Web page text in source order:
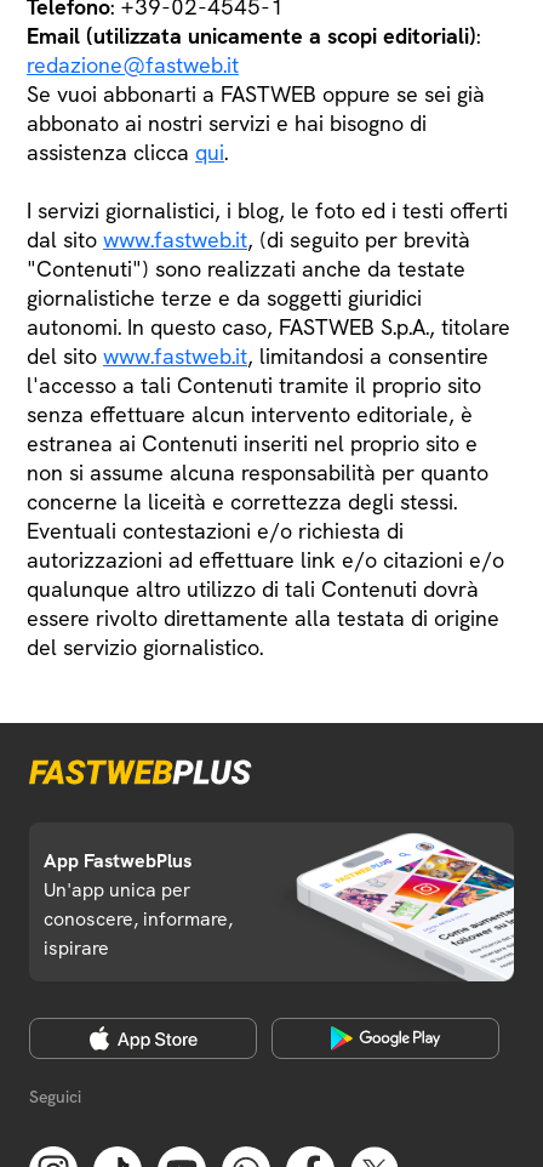
Telefono: +39-02-4545-1
Email (utilizzata unicamente a scopi editoriali):
redazione@fastweb.it
Se vuoi abbonarti a FASTWEB oppure se sei già
abbonato ai nostri servizi e hai bisogno di
assistenza clicca qui.
I servizi giornalistici, i blog, le foto ed i testi offerti
dal sito www.fastweb.it, (di seguito per brevità
"Contenuti") sono realizzati anche da testate
giornalistiche terze e da soggetti giuridici
autonomi. In questo caso, FASTWEB S.p.A., titolare
del sito www.fastweb.it, limitandosi a consentire
l'accesso a tali Contenuti tramite il proprio sito
senza effettuare alcun intervento editoriale, è
estranea ai Contenuti inseriti nel proprio sito e
non si assume alcuna responsabilità per quanto
concerne la liceità e correttezza degli stessi.
Eventuali contestazioni e/o richiesta di
autorizzazioni ad effettuare link e/o citazioni e/o
qualunque altro utilizzo di tali Contenuti dovrà
essere rivolto direttamente alla testata di origine
del servizio giornalistico.
App FastwebPlus
Un'app unica per
conoscere, informare,
ispirare
Seguici